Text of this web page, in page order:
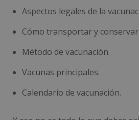
Aspectos legales de la
Cómo transportar y conservar
Método de vacunación.
Vacunas principales.
Calendario de vacunación.